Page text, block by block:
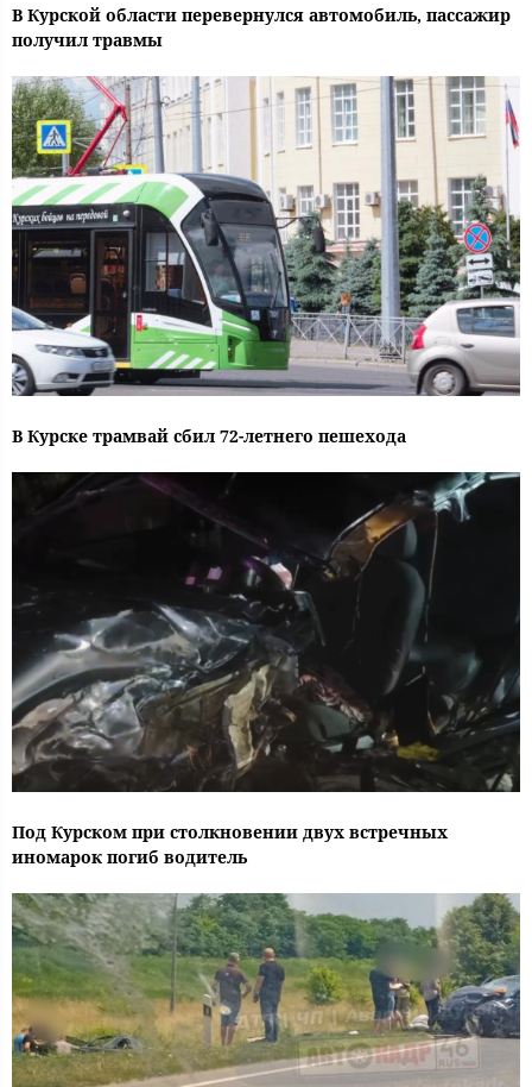
В Курской области перевернулся автомобиль, пассажир
получил травмы
В Курске трамвай сбил 72-летнего пешехода
Под Курском при столкновении двух встречных
иномарок погиб водитель